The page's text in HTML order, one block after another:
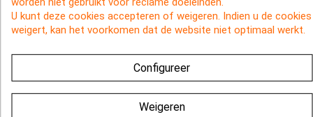
iPhone 3, 3Gs, 4 en iPhone 4s
€ 1,95
U kunt deze cookies accepteren of weigeren. Indien u de cookies
weigert, kan het voorkomen dat de website niet optimaal werkt.
Configureer
Weigeren